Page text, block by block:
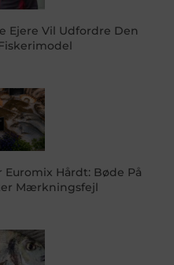
Ejere Vil Udfordre Den
Hårdt: Bøde På
Mærkningsfejl